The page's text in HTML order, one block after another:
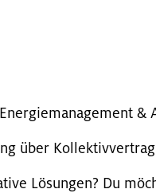
über Kol­lek­tiv­ver­trag
Lö­sun­gen? Du